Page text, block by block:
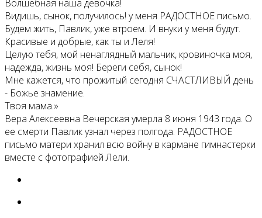
Волшебная наша девочка!
Видишь, сынок, получилось! у меня РАДОСТНОЕ письмо.
Будем жить, Павлик, уже втроем. И внуки у меня будут.
Красивые и добрые, как ты и Леля!
Целую тебя, мой ненаглядный мальчик, кровиночка моя,
надежда, жизнь моя! Береги себя, сынок!
Мне кажется, что прожитый сегодня СЧАСТЛИВЫЙ день
- Божье знамение.
Твоя мама.»
Вера Алексеевна Вечерская умерла 8 июня 1943 года. О
ее смерти Павлик узнал через полгода. РАДОСТНОЕ
письмо матери хранил всю войну в кармане гимнастерки
вместе с фотографией Лели.